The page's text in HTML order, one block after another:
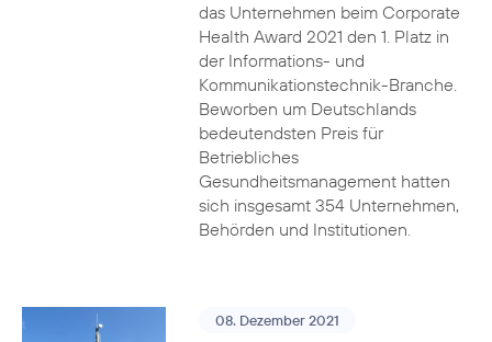
das Unternehmen beim Corporate
Health Award 2021 den 1. Platz in
der Informations- und
Kommunikationstechnik-Branche.
Beworben um Deutschlands
bedeutendsten Preis für
Betriebliches
Gesundheitsmanagement hatten
sich insgesamt 354 Unternehmen,
Behörden und Institutionen.
08. Dezember 2021